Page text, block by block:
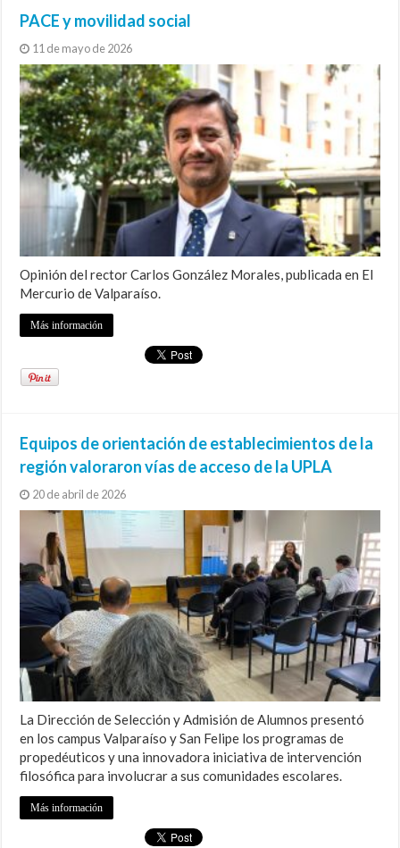
PACE y movilidad social
11 de mayo de 2026
Opinión del rector Carlos González Morales, publicada en El
Mercurio de Valparaíso.
Más información
Equipos de orientación de establecimientos de la
región valoraron vías de acceso de la UPLA
20 de abril de 2026
La Dirección de Selección y Admisión de Alumnos presentó
en los campus Valparaíso y San Felipe los programas de
propedéuticos y una innovadora iniciativa de intervención
filosófica para involucrar a sus comunidades escolares.
Más información